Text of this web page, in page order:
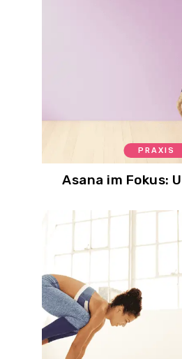
PRAXIS
Asana im Fokus: